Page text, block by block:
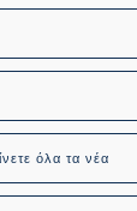
όλα τα νέα